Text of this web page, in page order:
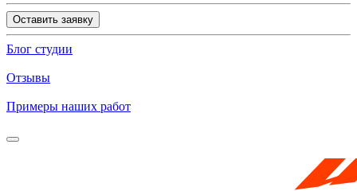
Оставить заявку
Блог студии
Отзывы
Примеры наших работ